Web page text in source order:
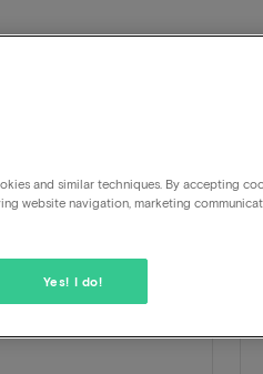
and similar techniques. By accepting
website navigation, marketing
Yes! I do!